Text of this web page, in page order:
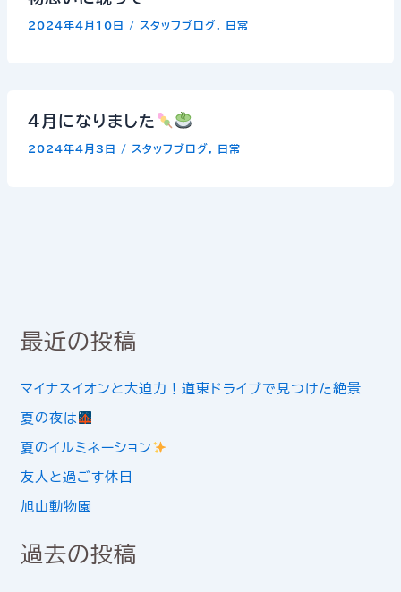
2024年4月10日 / スタッフブログ 日常
4月になりました
2024年4月3日 / スタッフブログ 日常
最近の投稿
マイナスイオンと大迫力！道東ドライブで見つけた絶景
夏の夜は
夏のイルミネーション
友人と過ごす休日
旭山動物園
過去の投稿